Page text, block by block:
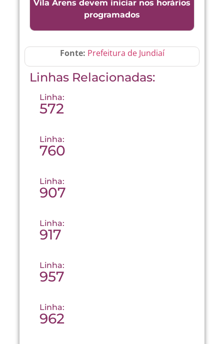
Vila Arens devem iniciar nos horários
programados
Fonte: Prefeitura de Jundiaí
Linhas Relacionadas:
Linha:
572
Linha:
760
Linha:
907
Linha:
917
Linha:
957
Linha:
962